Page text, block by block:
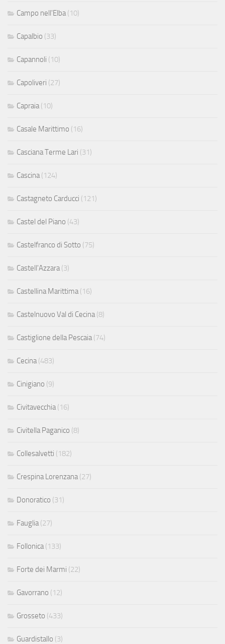
Campo nell'Elba (10)
Capalbio (33)
Capannoli (10)
Capoliveri (27)
Capraia (10)
Casale Marittimo (16)
Casciana Terme Lari (31)
Cascina (124)
Castagneto Carducci (121)
Castel del Piano (43)
Castelfranco di Sotto (75)
Castell'Azzara (3)
Castellina Marittima (16)
Castelnuovo Val di Cecina (8)
Castiglione della Pescaia (74)
Cecina (483)
Cinigiano (9)
Civitavecchia (16)
Civitella Paganico (8)
Collesalvetti (182)
Crespina Lorenzana (27)
Donoratico (31)
Fauglia (27)
Follonica (133)
Forte dei Marmi (22)
Gavorrano (12)
Grosseto (433)
Guardistallo (3)